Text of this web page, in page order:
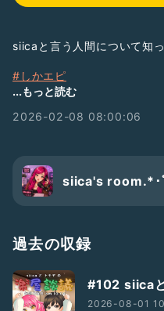
siicaと言う人間について知
#しかエピ
※お便りも、ご意見・ご感想
お待ちしております(*.ˬ.)"
...もっと読む
2026-02-08 08:00:06
siica's room.*･
過去の収録
#102 siica
2026-08-01